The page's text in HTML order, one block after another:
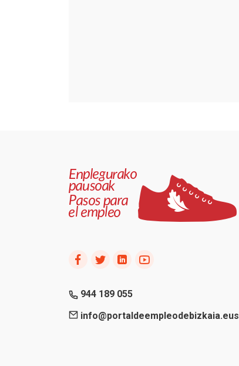
944 189 055
info@portaldeempleodebizkaia.eus